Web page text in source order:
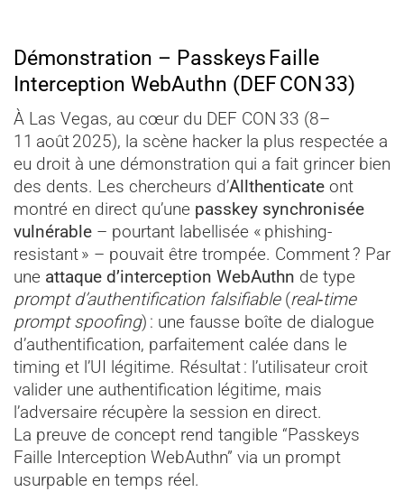
Démonstration – Passkeys Faille
Interception WebAuthn (DEF CON 33)
À Las Vegas, au cœur du DEF CON 33 (8–
11 août 2025), la scène hacker la plus respectée a
eu droit à une démonstration qui a fait grincer bien
des dents. Les chercheurs d’Allthenticate ont
montré en direct qu’une passkey synchronisée
vulnérable – pourtant labellisée « phishing-
resistant » – pouvait être trompée. Comment ? Par
une attaque d’interception WebAuthn de type
prompt d’authentification falsifiable(real‑time
prompt spoofing) : une fausse boîte de dialogue
d’authentification, parfaitement calée dans le
timing et l’UI légitime. Résultat : l’utilisateur croit
valider une authentification légitime, mais
l’adversaire récupère la session en direct.
La preuve de concept rend tangible “Passkeys
Faille Interception WebAuthn” via un prompt
usurpable en temps réel.